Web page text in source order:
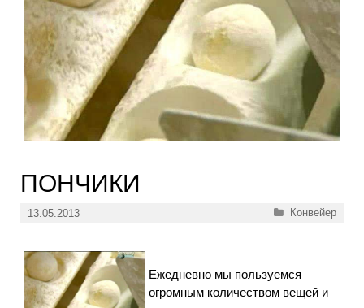
ПОНЧИКИ
13.05.2013 Рубрики
Конвейер
Ежедневно мы пользуемся
огромным количеством вещей и